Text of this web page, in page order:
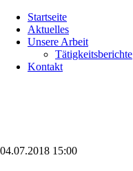
überspringen
Startseite
Aktuelles
Unsere Arbeit
Tätigkeitsberichte
Kontakt
04.07.2018 15:00